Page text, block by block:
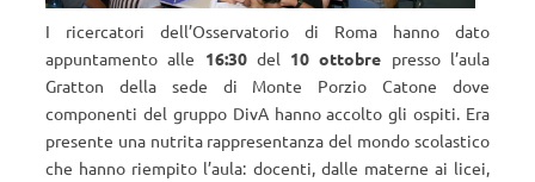
I ricercatori dell’Osservatorio di Roma hanno dato
appuntamento alle 16:30del 10 ottobre presso l’aula
Gratton della sede di Monte Porzio Catone dove
componenti del gruppo DivA hanno accolto gli ospiti. Era
presente una nutrita rappresentanza del mondo scolastico
che hanno riempito l’aula: docenti, dalle materne ai licei,